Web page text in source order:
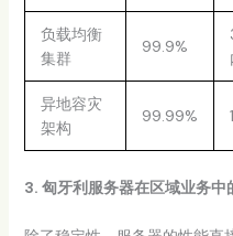
负载均衡
集群
99.9%
异地容灾
架构
99.99%
3. 匈牙利服务器在区域业务中